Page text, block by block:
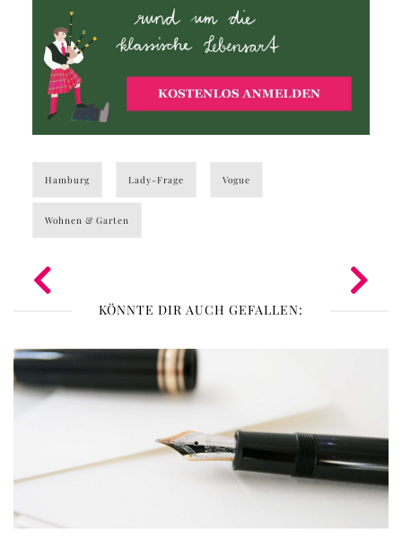
Hamburg Lady-Frage Vogue
Wohnen & Garten
KÖNNTE DIR AUCH GEFALLEN: